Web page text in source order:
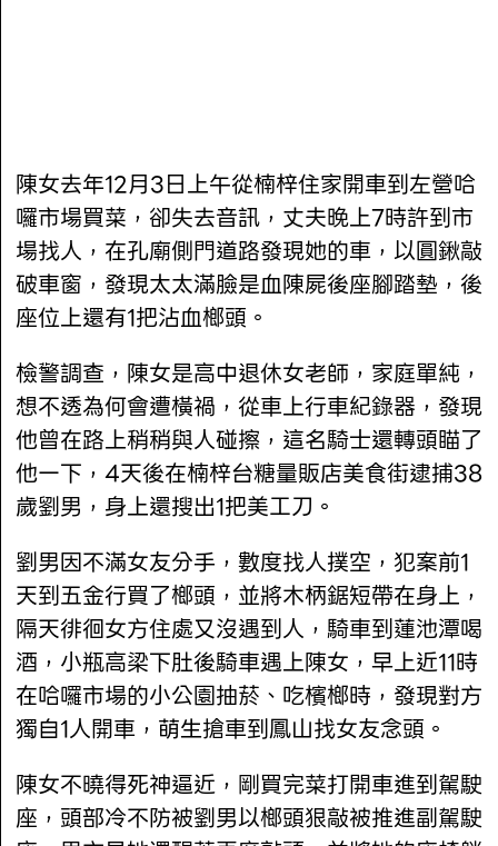
陳女去年12月3日上午從楠梓住家開車到左營哈
囉市場買菜，卻失去音訊，丈夫晚上7時許到市
場找人，在孔廟側門道路發現她的車，以圓鍬敲
破車窗，發現太太滿臉是血陳屍後座腳踏墊，後
座位上還有1把沾血榔頭。
檢警調查，陳女是高中退休女老師，家庭單純，
想不透為何會遭橫禍，從車上行車紀錄器，發現
他曾在路上稍稍與人碰擦，這名騎士還轉頭瞄了
他一下，4天後在楠梓台糖量販店美食街逮捕38
歲劉男，身上還搜出1把美工刀。
劉男因不滿女友分手，數度找人撲空，犯案前1
天到五金行買了榔頭，並將木柄鋸短帶在身上，
隔天徘徊女方住處又沒遇到人，騎車到蓮池潭喝
酒，小瓶高梁下肚後騎車遇上陳女，早上近11時
在哈囉市場的小公園抽菸、吃檳榔時，發現對方
獨自1人開車，萌生搶車到鳳山找女友念頭。
陳女不曉得死神逼近，剛買完菜打開車進到駕駛
座，頭部冷不防被劉男以榔頭狠敲被推進副駕駛